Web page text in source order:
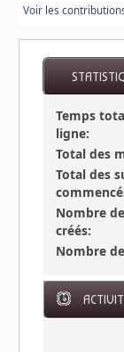
Voir les
Temps
ligne:
Total des
Total des
Nombre
créés:
Nombre